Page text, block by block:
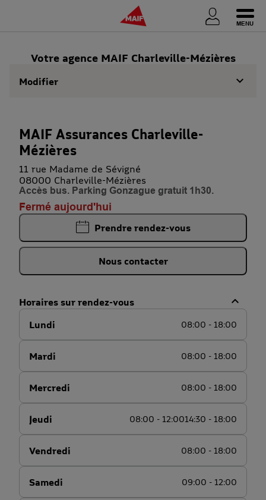
Votre agence MAIF Charleville-Mézières
Modifier
MAIF Assurances Charleville-
Mézières
11 rue Madame de Sévigné
08000 Charleville-Mézières
Accès bus. Parking Gonzague gratuit 1h30.
Fermé aujourd'hui
Prendre rendez-vous
Nous contacter
Horaires sur rendez-vous
Lundi 08:00 - 18:00
Mardi 08:00 - 18:00
Mercredi 08:00 - 18:00
Jeudi 08:00 - 12:0014:30 - 18:00
Vendredi 08:00 - 18:00
Samedi 09:00 - 12:00